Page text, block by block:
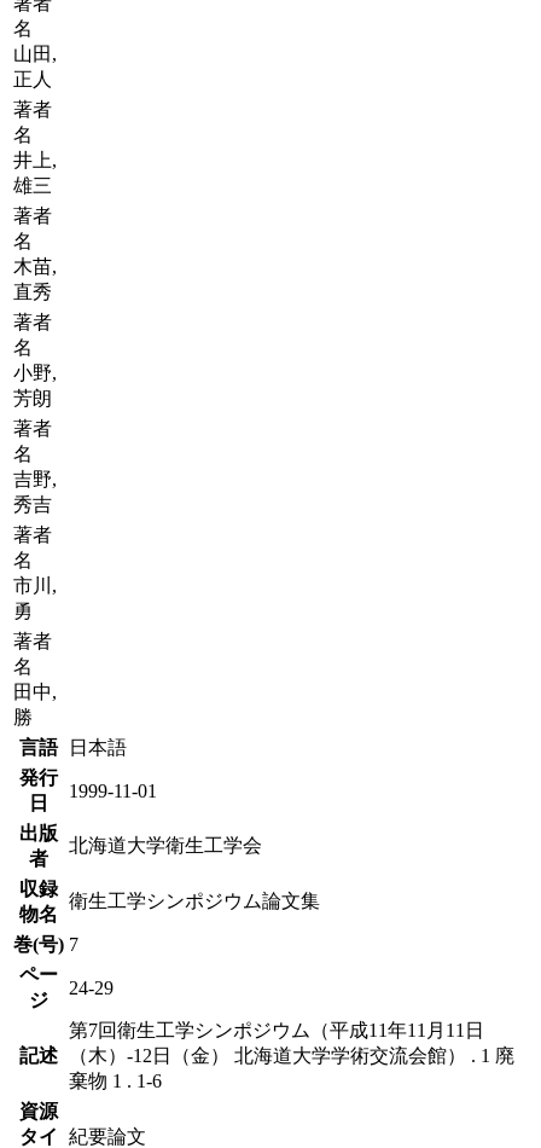
名
山田,
正人
著者
名
井上,
雄三
著者
名
木苗,
直秀
著者
名
小野,
芳朗
著者
名
吉野,
秀吉
著者
名
市川,
勇
著者
名
田中,
勝
言語
日本語
発行
日
1999-11-01
出版
者
北海道大学衛生工学会
収録
物名
衛生工学シンポジウム論文集
巻(号) 7
ペー
ジ
24-29
記述
第7回衛生工学シンポジウム（平成11年11月11日
（木）-12日（金） 北海道大学学術交流会館） . 1 廃
棄物 1 . 1-6
資源
タイ
紀要論文